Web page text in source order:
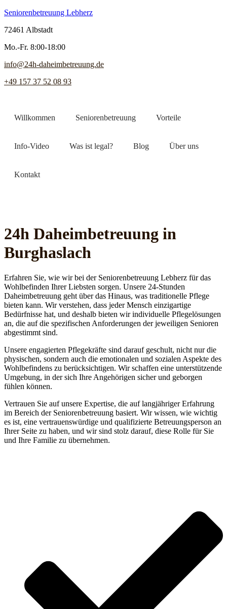
Seniorenbetreuung Lebherz
72461 Albstadt
Mo.-Fr. 8:00-18:00
info@24h-daheimbetreuung.de
+49 157 37 52 08 93
Willkommen Seniorenbetreuung Vorteile
Info-Video Was ist legal? Blog Über uns
Kontakt
24h Daheim­betreuung in
Burghaslach
Erfahren Sie, wie wir bei der Seniorenbetreuung Lebherz für das
Wohlbefinden Ihrer Liebsten sorgen. Unsere 24-Stunden
Daheimbetreuung geht über das Hinaus, was traditionelle Pflege
bieten kann. Wir verstehen, dass jeder Mensch einzigartige
Bedürfnisse hat, und deshalb bieten wir individuelle Pflegelösungen
an, die auf die spezifischen Anforderungen der jeweiligen Senioren
abgestimmt sind.
Unsere engagierten Pflegekräfte sind darauf geschult, nicht nur die
physischen, sondern auch die emotionalen und sozialen Aspekte des
Wohlbefindens zu berücksichtigen. Wir schaffen eine unterstützende
Umgebung, in der sich Ihre Angehörigen sicher und geborgen
fühlen können.
Vertrauen Sie auf unsere Expertise, die auf langjähriger Erfahrung
im Bereich der Seniorenbetreuung basiert. Wir wissen, wie wichtig
es ist, eine vertrauenswürdige und qualifizierte Betreuungsperson an
Ihrer Seite zu haben, und wir sind stolz darauf, diese Rolle für Sie
und Ihre Familie zu übernehmen.